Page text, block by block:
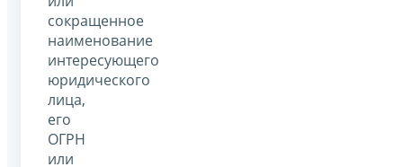
сокращенное
наименование
интересующего
юридического
лица,
его
ОГРН
или